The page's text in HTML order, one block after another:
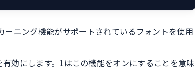
ニング機能がサポートされているフォントを使用
にします。1はこの機能をオンにすることを意味